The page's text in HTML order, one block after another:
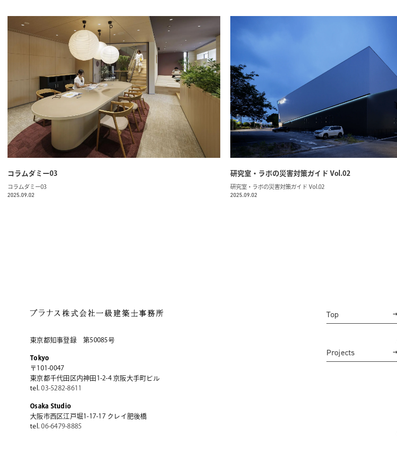
コラムダミー03
コラムダミー03
2025.09.02
研究室・ラボの災害対策ガイド Vol.02
研究室・ラボの災害対策ガイド Vol.02
2025.09.02
東京都知事登録 第50085号
Tokyo
〒101-0047
東京都千代田区内神田1-2-4京阪大手町ビル
tel.03-5282-8611
Osaka Studio
大阪市西区江戸堀1-17-17クレイ肥後橋
tel.06-6479-8885
Top
Projects